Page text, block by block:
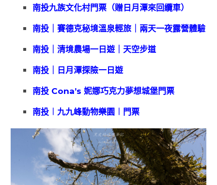
南投九族文化村門票（贈日月潭來回纜車）
南投｜賽德克秘境溫泉輕旅｜兩天一夜露營體驗
南投｜清境農場一日遊｜天空步道
南投｜日月潭探險一日遊
南投 Cona’s 妮娜巧克力夢想城堡門票
南投︱九九峰動物樂園︱門票